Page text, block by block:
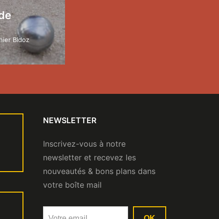
Bidoz
NEWSLETTER
Inscrivez-vous à notre
newsletter et recevez les
nouveautés & bons plans dans
votre boîte mail